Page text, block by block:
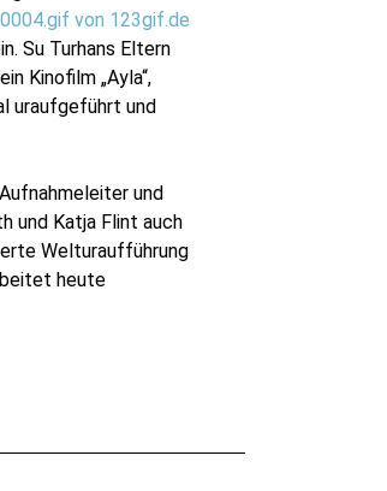
Su Turhans Eltern
Kinofilm „Ayla“,
uraufgeführt und
und
und Katja Flint auch
Welturaufführung
heute